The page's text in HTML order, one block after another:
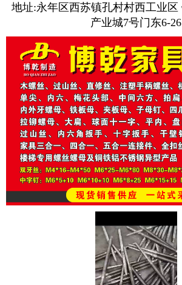
地址:永年区西苏镇孔村村西工业
产业城7号门东6-26